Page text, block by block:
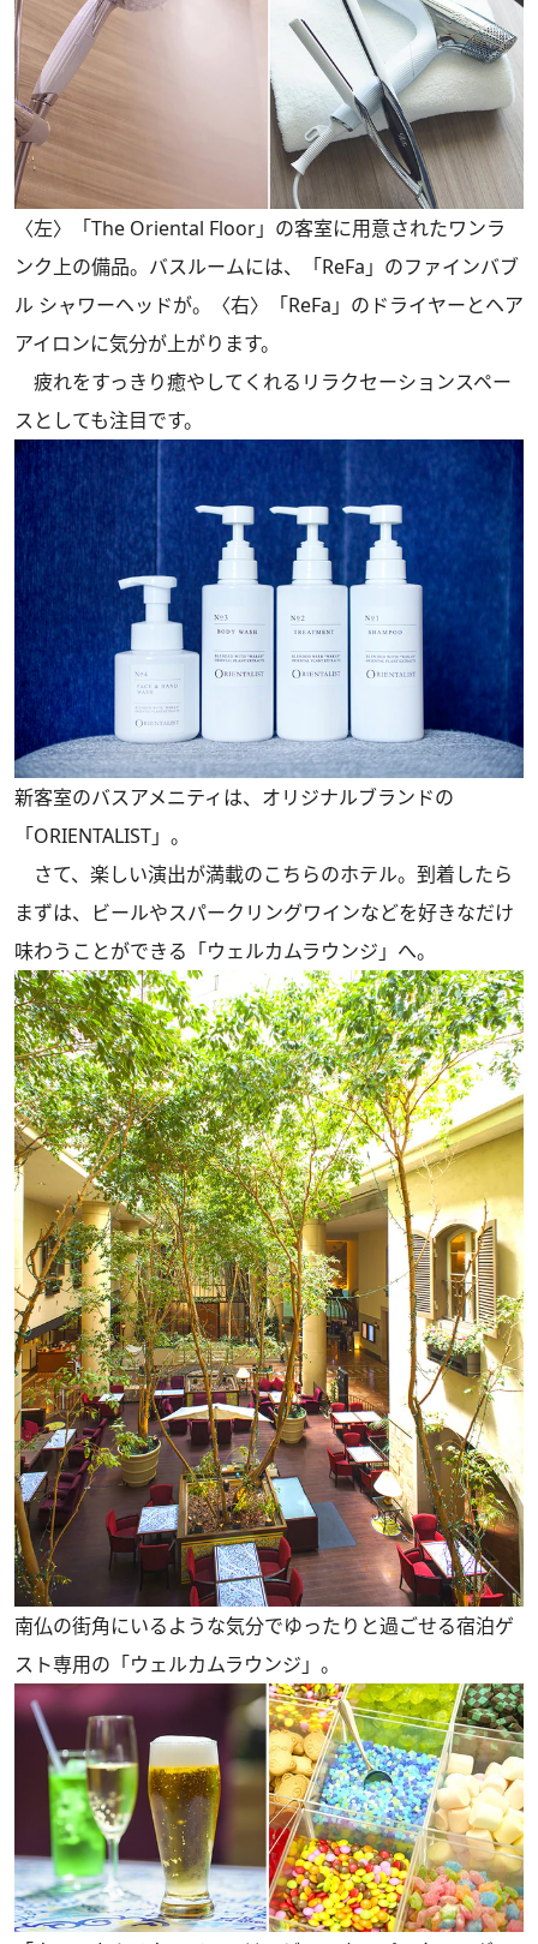
〈左〉「The Oriental Floor」の客室に用意されたワンラ
ンク上の備品。バスルームには、「ReFa」のファインバブ
ル シャワーヘッドが。〈右〉「ReFa」のドライヤーとヘア
アイロンに気分が上がります。
疲れをすっきり癒やしてくれるリラクセーションスペー
スとしても注目です。
新客室のバスアメニティは、オリジナルブランドの
「ORIENTALIST」。
さて、楽しい演出が満載のこちらのホテル。到着したら
まずは、ビールやスパークリングワインなどを好きなだけ
味わうことができる「ウェルカムラウンジ」へ。
南仏の街角にいるような気分でゆったりと過ごせる宿泊ゲ
スト専用の「ウェルカムラウンジ」。